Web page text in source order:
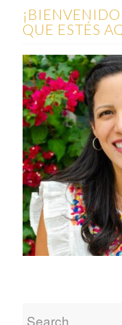
QUE ESTÉS